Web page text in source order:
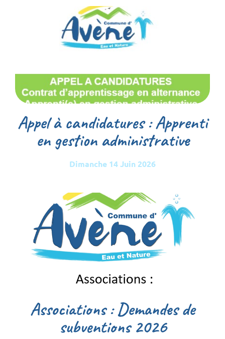
Appel à candidatures : Apprenti
en gestion administrative
Dimanche 14 Juin 2026
Associations : Demandes de
subventions 2026